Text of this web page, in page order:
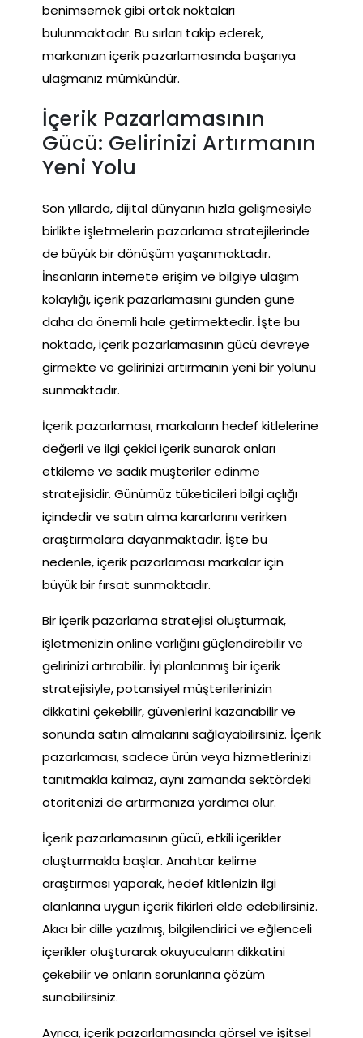
benimsemek gibi ortak noktaları
bulunmaktadır. Bu sırları takip ederek,
markanızın içerik pazarlamasında başarıya
ulaşmanız mümkündür.
İçerik Pazarlamasının
Gücü: Gelirinizi Artırmanın
Yeni Yolu
Son yıllarda, dijital dünyanın hızla gelişmesiyle
birlikte işletmelerin pazarlama stratejilerinde
de büyük bir dönüşüm yaşanmaktadır.
İnsanların internete erişim ve bilgiye ulaşım
kolaylığı, içerik pazarlamasını günden güne
daha da önemli hale getirmektedir. İşte bu
noktada, içerik pazarlamasının gücü devreye
girmekte ve gelirinizi artırmanın yeni bir yolunu
sunmaktadır.
İçerik pazarlaması, markaların hedef kitlelerine
değerli ve ilgi çekici içerik sunarak onları
etkileme ve sadık müşteriler edinme
stratejisidir. Günümüz tüketicileri bilgi açlığı
içindedir ve satın alma kararlarını verirken
araştırmalara dayanmaktadır. İşte bu
nedenle, içerik pazarlaması markalar için
büyük bir fırsat sunmaktadır.
Bir içerik pazarlama stratejisi oluşturmak,
işletmenizin online varlığını güçlendirebilir ve
gelirinizi artırabilir. İyi planlanmış bir içerik
stratejisiyle, potansiyel müşterilerinizin
dikkatini çekebilir, güvenlerini kazanabilir ve
sonunda satın almalarını sağlayabilirsiniz. İçerik
pazarlaması, sadece ürün veya hizmetlerinizi
tanıtmakla kalmaz, aynı zamanda sektördeki
otoritenizi de artırmanıza yardımcı olur.
İçerik pazarlamasının gücü, etkili içerikler
oluşturmakla başlar. Anahtar kelime
araştırması yaparak, hedef kitlenizin ilgi
alanlarına uygun içerik fikirleri elde edebilirsiniz.
Akıcı bir dille yazılmış, bilgilendirici ve eğlenceli
içerikler oluşturarak okuyucuların dikkatini
çekebilir ve onların sorunlarına çözüm
sunabilirsiniz.
Ayrıca, içerik pazarlamasında görsel ve işitsel